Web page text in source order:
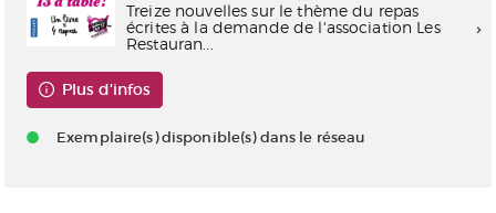
Treize nouvelles sur le thème du repas
écrites à la demande de l'association Les
Restauran...
Plus d'infos
Exemplaire(s) disponible(s) dans le réseau